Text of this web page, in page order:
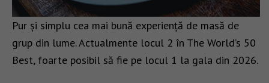
Pur și simplu cea mai bună experiență de masă de
grup din lume. Actualmente locul 2 în The World’s 50
Best, foarte posibil să fie pe locul 1 la gala din 2026.